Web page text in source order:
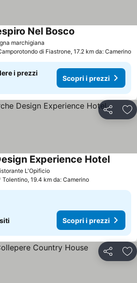
marchigiana
Nel Bosco
di Fiastrone, 17.2 km da: Camerino
i prezzi
Scopri i prezzi
Condividi
L'Opificio
Experience Hotel
Tolentino, 19.4 km da: Camerino
Scopri i prezzi
Condividi